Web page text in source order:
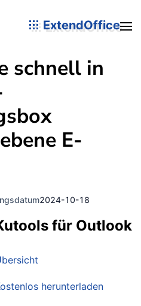
ExtendOffice
schnell in
E-
2024-10-18
für Outlook
herunterladen